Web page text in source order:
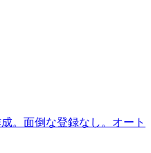
。面倒な登録なし。オート